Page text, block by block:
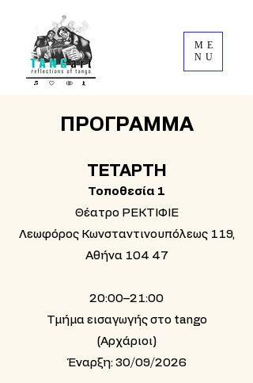
ME
NU
ΠΡΟΓΡΑΜΜΑ
ΤΕΤΑΡΤΗ
Τοποθεσία 1
Θέατρο ΡΕΚΤΙΦΙΕ
Λεωφόρος Κωνσταντινουπόλεως 119,
Αθήνα 104 47
20:00–21:00
Τμήμα εισαγωγής στο tango
(Αρχάριοι)
Έναρξη: 30/09/2026